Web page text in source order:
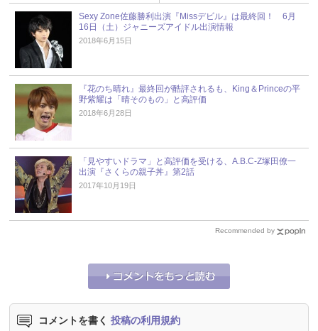
Sexy Zone佐藤勝利出演『Missデビル』は最終回！ 6月
16日（土）ジャニーズアイドル出演情報
2018年6月15日
『花のち晴れ』最終回が酷評されるも、King＆Princeの平
野紫耀は「晴そのもの」と高評価
2018年6月28日
「見やすいドラマ」と高評価を受ける、A.B.C-Z塚田僚一
出演『さくらの親子丼』第2話
2017年10月19日
Recommended by
コメントを書く 投稿の利用規約